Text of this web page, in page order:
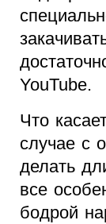
YouTube.
Что
случае с
делать
все
бодрой